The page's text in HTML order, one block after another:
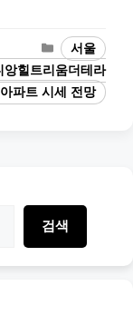
Categories
서울
앙힐트리움더테라
파트 시세 전망
검색